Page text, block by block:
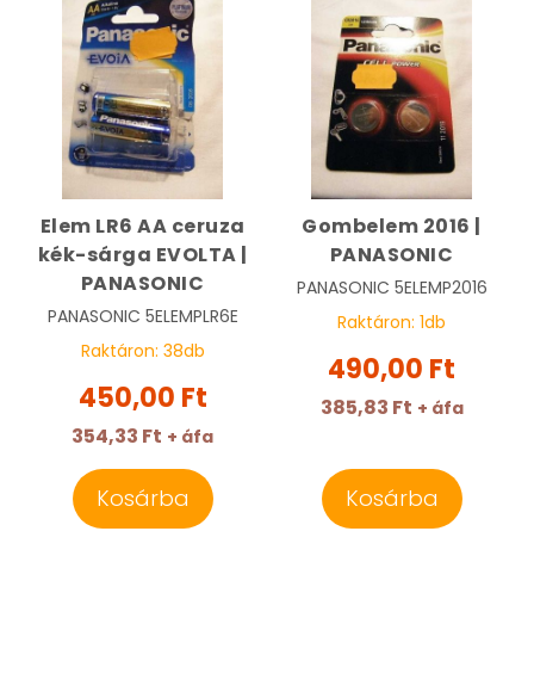
Elem LR6 AA ceruza
kék-sárga EVOLTA |
PANASONIC
PANASONIC 5ELEMPLR6E
Raktáron: 38db
450,00 Ft
354,33 Ft + áfa
Kosárba
Gombelem 2016 |
PANASONIC
PANASONIC 5ELEMP2016
Raktáron: 1db
490,00 Ft
385,83 Ft + áfa
Kosárba